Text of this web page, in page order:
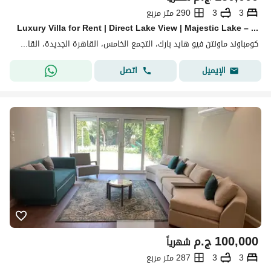
3
3
290 متر مربع
Luxury Villa for Rent | Direct Lake View | Majestic Lake – New Cairo فرصة مميزة للإيجار للأجانب فقط داخل فيلا فاخرة بإطلالة مباشرة على Majestic Lake و
كومباوند ماونتن فيو هايد بارك، التجمع الخامس، القاهرة الجديدة، القاهرة
الإيميل
اتصل
ج.م100,000 شهرياً
3
3
287 متر مربع